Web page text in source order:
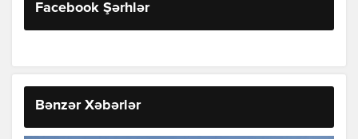
Facebook Şərhlər
Bənzər Xəbərlər